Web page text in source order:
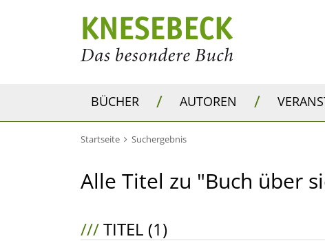
BÜCHER / AUTOREN /
Startseite Suchergebnis
Alle Titel zu "Buch über
///TITEL (1)